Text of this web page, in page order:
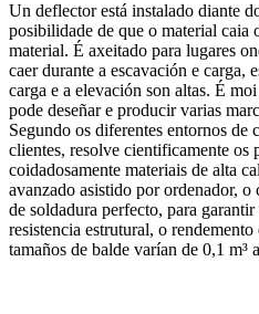
Un deflector está instalado diante
posibilidade de que o material caia
material. É axeitado para lugares
caer durante a escavación e carga,
carga e a elevación son altas. É
pode deseñar e producir varias
Segundo os diferentes entornos de
clientes, resolve cientificamente os
coidadosamente materiais de alta
avanzado asistido por ordenador,
de soldadura perfecto, para
resistencia estrutural, o
tamaños de balde varían de 0,1 m³